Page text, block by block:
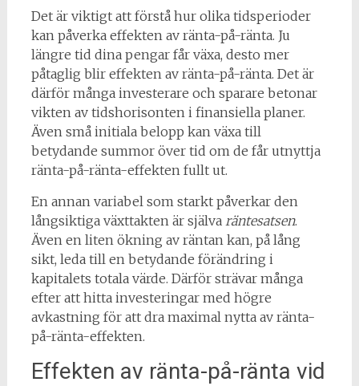
Det är viktigt att förstå hur olika tidsperioder
kan påverka effekten av ränta-på-ränta. Ju
längre tid dina pengar får växa, desto mer
påtaglig blir effekten av ränta-på-ränta. Det är
därför många investerare och sparare betonar
vikten av tidshorisonten i finansiella planer.
Även små initiala belopp kan växa till
betydande summor över tid om de får utnyttja
ränta-på-ränta-effekten fullt ut.
En annan variabel som starkt påverkar den
långsiktiga växttakten är själva räntesatsen.
Även en liten ökning av räntan kan, på lång
sikt, leda till en betydande förändring i
kapitalets totala värde. Därför strävar många
efter att hitta investeringar med högre
avkastning för att dra maximal nytta av ränta-
på-ränta-effekten.
Effekten av ränta-på-ränta vid